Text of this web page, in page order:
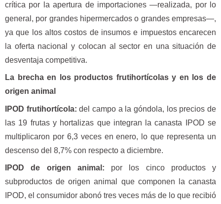
crítica por la apertura de importaciones —realizada, por lo
general, por grandes hipermercados o grandes empresas—,
ya que los altos costos de insumos e impuestos encarecen
la oferta nacional y colocan al sector en una situación de
desventaja competitiva.
La brecha en los productos frutihortícolas y en los de
origen animal
IPOD frutihortícola: del campo a la góndola, los precios de
las 19 frutas y hortalizas que integran la canasta IPOD se
multiplicaron por 6,3 veces en enero, lo que representa un
descenso del 8,7% con respecto a diciembre.
IPOD de origen animal: por los cinco productos y
subproductos de origen animal que componen la canasta
IPOD, el consumidor abonó tres veces más de lo que recibió